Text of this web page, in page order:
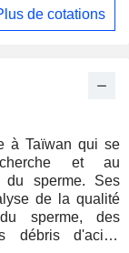
à Taïwan qui se
et au
du sperme. Ses
de la qualité
sperme, des
débris d'acide
de cotations